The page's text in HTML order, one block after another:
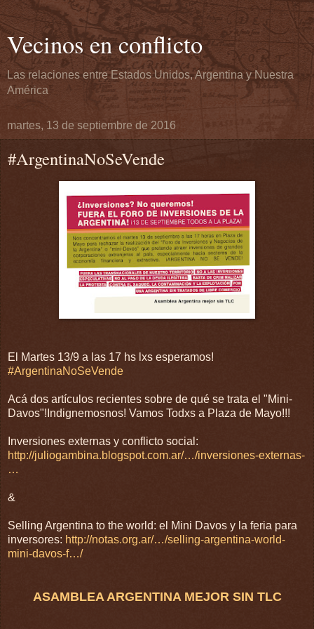
Vecinos en conflicto
Las relaciones entre Estados Unidos, Argentina y Nuestra
América
martes, 13 de septiembre de 2016
#ArgentinaNoSeVende
El Martes 13/9 a las 17 hs lxs esperamos!
#ArgentinaNoSeVende
Acá dos artículos recientes sobre de qué se trata el "Mini-
Davos"!Indignemosnos! Vamos Todxs a Plaza de Mayo!!!
Inversiones externas y conflicto social:
http://juliogambina.blogspot.com.ar/…/inversiones-externas-
…
&
Selling Argentina to the world: el Mini Davos y la feria para
inversores: http://notas.org.ar/…/selling-argentina-world-
mini-davos-f…/
ASAMBLEA ARGENTINA MEJOR SIN TLC